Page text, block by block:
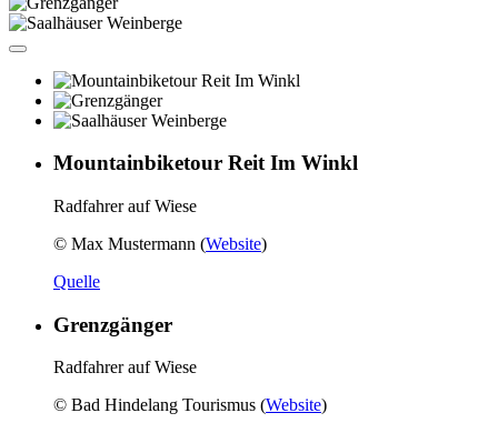
Mountainbiketour Reit Im Winkl
Radfahrer auf Wiese
© Max Mustermann (Website)
Quelle
Grenzgänger
Radfahrer auf Wiese
© Bad Hindelang Tourismus (Website)